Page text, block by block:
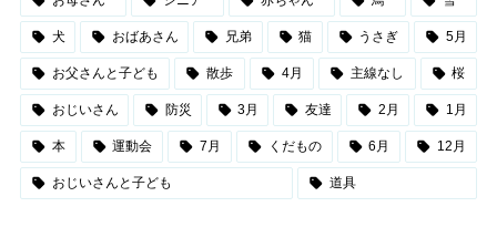
犬 おばあさん 兄弟 猫 うさぎ 5月
お父さんと子ども 散歩 4月 主線なし 桜
おじいさん 防災 3月 友達 2月 1月
本 運動会 7月 くだもの 6月 12月
おじいさんと子ども 道具